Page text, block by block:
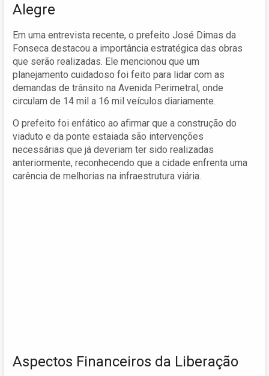
Alegre
Em uma entrevista recente, o prefeito José Dimas da
Fonseca destacou a importância estratégica das obras
que serão realizadas. Ele mencionou que um
planejamento cuidadoso foi feito para lidar com as
demandas de trânsito na Avenida Perimetral, onde
circulam de 14 mil a 16 mil veículos diariamente.
O prefeito foi enfático ao afirmar que a construção do
viaduto e da ponte estaiada são intervenções
necessárias que já deveriam ter sido realizadas
anteriormente, reconhecendo que a cidade enfrenta uma
carência de melhorias na infraestrutura viária.
Aspectos Financeiros da Liberação